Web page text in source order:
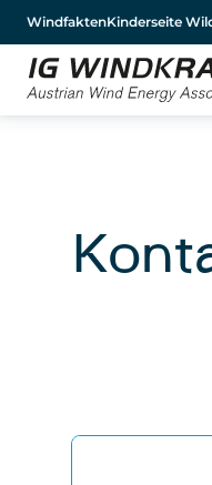
WindfaktenKinderseite